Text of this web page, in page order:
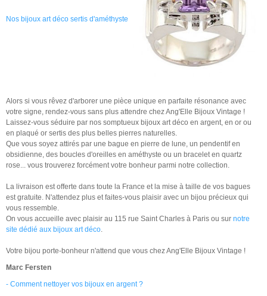
Nos bijoux art déco sertis d'améthyste
Alors si vous rêvez d'arborer une pièce unique en parfaite résonance avec
votre signe, rendez-vous sans plus attendre chez Ang'Elle Bijoux Vintage !
Laissez-vous séduire par nos somptueux bijoux art déco en argent, en or ou
en plaqué or sertis des plus belles pierres naturelles.
Que vous soyez attirés par une bague en pierre de lune, un pendentif en
obsidienne, des boucles d'oreilles en améthyste ou un bracelet en quartz
rose... vous trouverez forcément votre bonheur parmi notre collection.
La livraison est offerte dans toute la France et la mise à taille de vos bagues
est gratuite. N'attendez plus et faites-vous plaisir avec un bijou précieux qui
vous ressemble.
On vous accueille avec plaisir au 115 rue Saint Charles à Paris ou sur notre
site dédié aux bijoux art déco.
Votre bijou porte-bonheur n'attend que vous chez Ang'Elle Bijoux Vintage !
Marc Fersten
- Comment nettoyer vos bijoux en argent ?